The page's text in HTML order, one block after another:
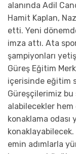
alanında Adil
Hamit Kaplan,
etti. Yeni
imza attı. Ata
şampiyonları
Güreş Eğitim
içerisinde eğitim
Güreşçilerimiz
alabilecekler hem
konaklama
emin adımlarla